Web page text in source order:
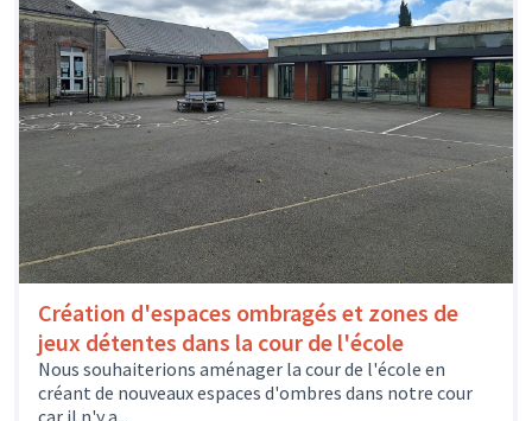
Création d'espaces ombragés et zones de
jeux détentes dans la cour de l'école
Nous souhaiterions aménager la cour de l'école en
créant de nouveaux espaces d'ombres dans notre cour